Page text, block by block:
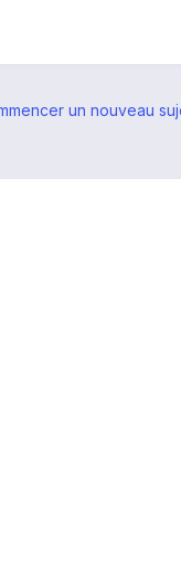
un nouveau